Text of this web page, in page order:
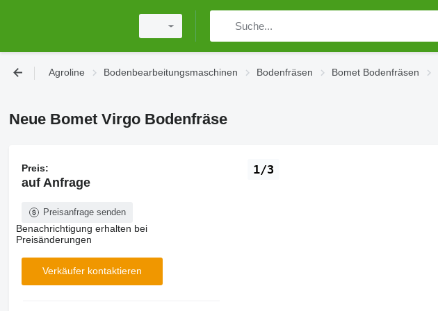
Agroline Bodenbearbeitungsmaschinen Bodenfräsen Bomet Bodenfräsen
Neue Bomet Virgo Bodenfräse
1/3
Preis:
auf Anfrage
Preisanfrage senden
Benachrichtigung erhalten bei
Preisänderungen
Verkäufer kontaktieren